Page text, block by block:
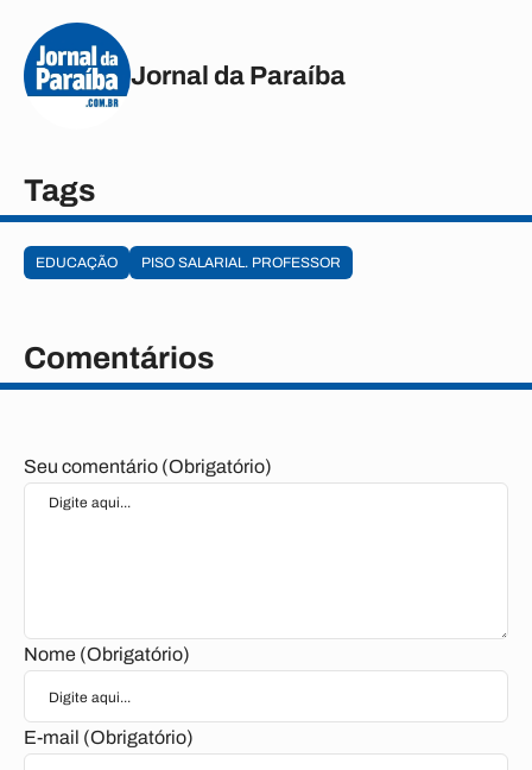
Jornal da Paraíba
Tags
EDUCAÇÃO PISO SALARIAL. PROFESSOR
Comentários
Seu comentário (Obrigatório)
Nome (Obrigatório)
E-mail (Obrigatório)